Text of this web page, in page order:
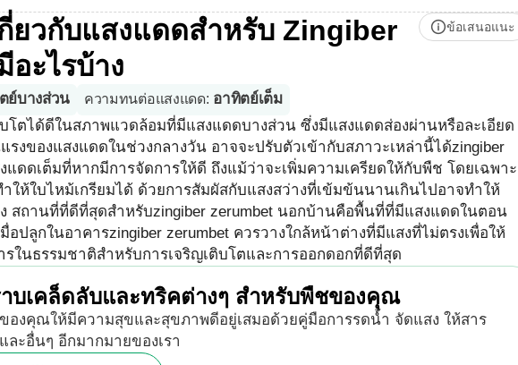
ยวกับแสงแดดสำหรับ Zingiber
ะไรบ้าง
ข้อเสนอแนะ
ย์บางส่วน ความทนต่อแสงแดด: อาทิตย์เต็ม
บโตได้ดีในสภาพแวดล้อมที่มีแสงแดดบางส่วน ซึ่งมีแสงแดดส่องผ่านหรือละเอียด
รงของแสงแดดในช่วงกลางวัน อาจจะปรับตัวเข้ากับสภาวะเหล่านี้ได้zingiber
แดดเต็มที่หากมีการจัดการให้ดี ถึงแม้ว่าจะเพิ่มความเครียดให้กับพืช โดยเฉพาะ
ให้ใบไหม้เกรียมได้ ด้วยการสัมผัสกับแสงสว่างที่เข้มข้นนานเกินไปอาจทำให้
สถานที่ที่ดีที่สุดสำหรับzingiber zerumbet นอกบ้านคือพื้นที่ที่มีแสงแดดในตอน
อปลูกในอาคารzingiber zerumbet ควรวางใกล้หน้าต่างที่มีแสงที่ไม่ตรงเพื่อให้
ในธรรมชาติสำหรับการเจริญเติบโตและการออกดอกที่ดีที่สุด
บเคล็ดลับและทริคต่างๆ สำหรับพืชของคุณ
องคุณให้มีความสุขและสุขภาพดีอยู่เสมอด้วยคู่มือการรดน้ำ จัดแสง ให้สาร
ละอื่นๆ อีกมากมายของเรา